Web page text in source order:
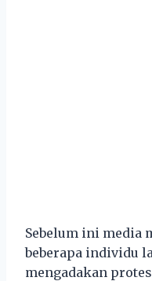
Sebelum ini media
beberapa individu
mengadakan